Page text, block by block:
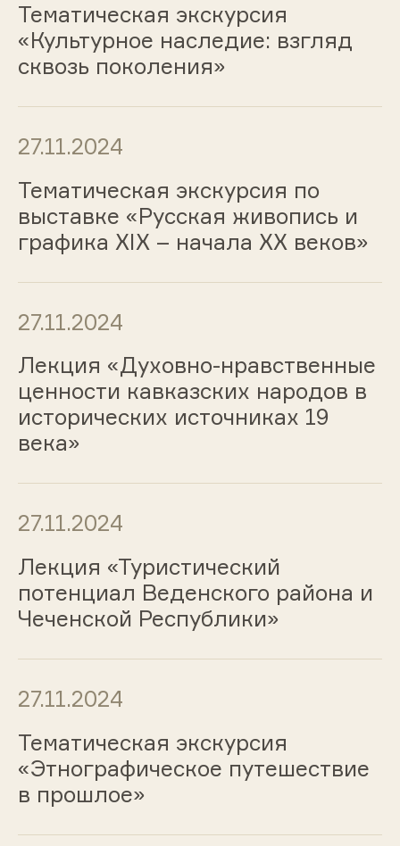
Тематическая экскурсия
«Культурное наследие: взгляд
сквозь поколения»
27.11.2024
Тематическая экскурсия по
выставке «Русская живопись и
графика ХIХ – начала ХХ веков»
27.11.2024
Лекция «Духовно-нравственные
ценности кавказских народов в
исторических источниках 19
века»
27.11.2024
Лекция «Туристический
потенциал Веденского района и
Чеченской Республики»
27.11.2024
Тематическая экскурсия
«Этнографическое путешествие
в прошлое»